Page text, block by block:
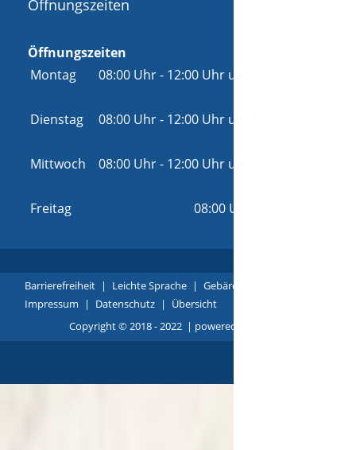
Öffnungszeiten
Öffnungszeiten
Montag
08:00 Uhr- 12:00 Uhr und
Dienstag
08:00 Uhr- 12:00 Uhr und
Mittwoch
08:00 Uhr- 12:00 Uhr und
Freitag
08:00 Uhr
Barrierefreiheit | Leichte Sprache | Gebärdensprache
Impressum
| Datenschutz |
Übersicht
Copyright © 2018 - 2022 | powered by